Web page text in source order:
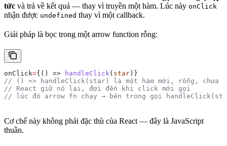
tức và trả về kết quả — thay vì truyền một hàm. Lúc này onClick
nhận được undefined thay vì một callback.
Giải pháp là bọc trong một arrow function rỗng:
onClick={() => handleClick ( star)}
// () => handleClick(star) là một hàm mới, rỗng, chưa
// React giữ nó lại, đợi đến khi click mới gọi
// lúc đó arrow fn chạy → bên trong gọi
Cơ chế này không phải đặc thù của React — đây là JavaScript
thuần.